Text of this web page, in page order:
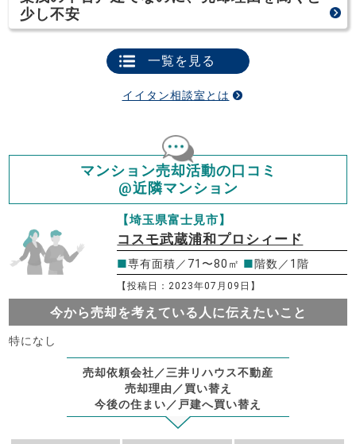
少し不安
一覧を見る
イイタン相談室とは
マンション売却活動の口コミ
@近隣マンション
【埼玉県富士見市】
コスモ武蔵浦和プロシィード
■専有面積／71〜80㎡ ■階数／1階
【投稿日：2023年07月09日】
今から売却を考えている人に伝えたいこと
特になし
売却依頼会社／三井リハウス不動産
売却理由／買い替え
今後の住まい／戸建へ買い替え